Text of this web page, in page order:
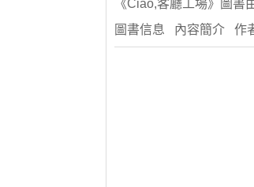
《Ciao,客廳工場》圖書
圖書信息 內容簡介 作